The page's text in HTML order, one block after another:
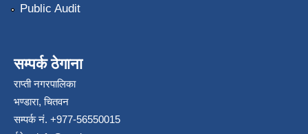
Public Audit
सम्पर्क ठेगाना
राप्ती नगरपालिका
भण्डारा, चितवन
सम्पर्क नं. +977-56550015